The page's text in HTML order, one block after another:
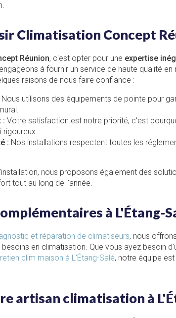
Climatisation Concept
Réunion, c'est opter pour une expertise
à fournir un service de haute qualité
raisons de nous faire confiance :
Nous utilisons des équipements de pointe pour
: Votre satisfaction est notre priorité, c'est
rigoureux.
: Nos installations respectent toutes les
nous proposons également des
tout au long de l'année.
à L'Étang-
et réparation de climatiseurs, nous
en climatisation. Que vous ayez besoin
clim maison à L'Étang-Salé, notre équipe
artisan climatisation à